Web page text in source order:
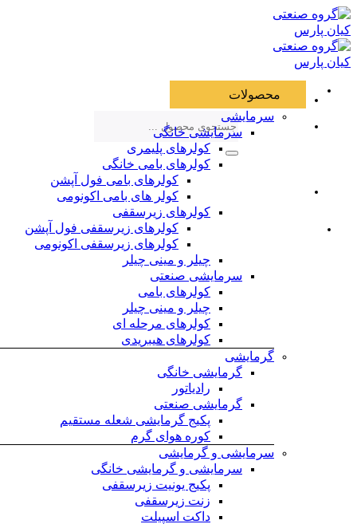
Skip
to
content
جستجو
برای:
محصولات
سرمایشی
سرمایشی خانگی
کولرهای پلیمری
کولرهای بامی خانگی
کولرهای بامی فول آپشن
کولر های بامی اکونومی
کولرهای زیرسقفی
کولرهای زیرسقفی فول آپشن
کولرهای زیرسقفی اکونومی
چیلر و مینی چیلر
سرمایشی صنعتی
کولرهای بامی
چیلر و مینی چیلر
کولرهای مرحله ای
کولرهای هیبریدی
گرمایشی
گرمایشی خانگی
رادیاتور
گرمایشی صنعتی
پکیج گرمایشی شعله مستقیم
کوره هوای گرم
سرمایشی و گرمایشی
سرمایشی و گرمایشی خانگی
پکیج یونیت زیرسقفی
زنت زیرسقفی
داکت اسپیلت